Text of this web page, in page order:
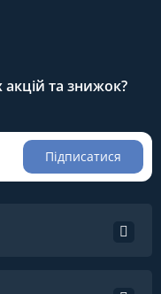
акцій та знижок?
Підписатися